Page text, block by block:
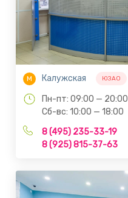
М Калужская ЮЗАО
Пн-пт: 09:00 — 20:00
Сб-вс: 10:00 — 18:00
8 (495) 235-33-19
8 (925) 815-37-63